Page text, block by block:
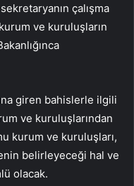
çalışma
ve kuruluşların
giren bahislerle ilgili
ve kuruluşlarından
kurum ve kuruluşları,
belirleyeceği hal ve
olacak.